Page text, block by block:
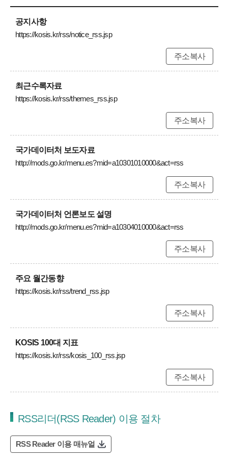
공지사항
https://kosis.kr/rss/notice_rss.jsp
주소복사
최근수록자료
https://kosis.kr/rss/themes_rss.jsp
주소복사
국가데이터처 보도자료
http://mods.go.kr/menu.es?mid=a10301010000&act=rss
주소복사
국가데이터처 언론보도 설명
http://mods.go.kr/menu.es?mid=a10304010000&act=rss
주소복사
주요 월간동향
https://kosis.kr/rss/trend_rss.jsp
주소복사
KOSIS 100대 지표
https://kosis.kr/rss/kosis_100_rss.jsp
주소복사
RSS리더(RSS Reader) 이용 절차
RSS Reader 이용 매뉴얼